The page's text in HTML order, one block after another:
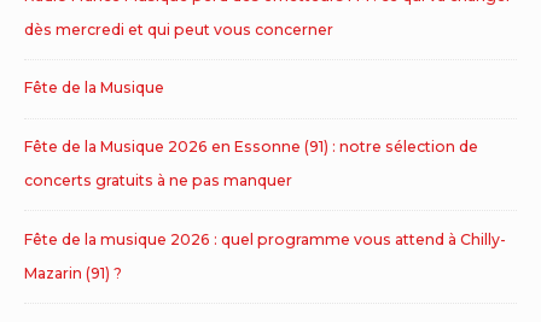
dès mercredi et qui peut vous concerner
Fête de la Musique
Fête de la Musique 2026 en Essonne (91) : notre sélection de
concerts gratuits à ne pas manquer
Fête de la musique 2026 : quel programme vous attend à Chilly-
Mazarin (91) ?